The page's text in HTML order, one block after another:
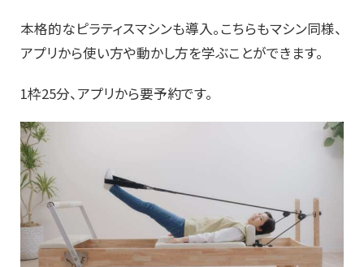
本格的なピラティスマシンも導入。こちらもマシン同様、
アプリから使い方や動かし方を学ぶことができます。
1枠25分、アプリから要予約です。